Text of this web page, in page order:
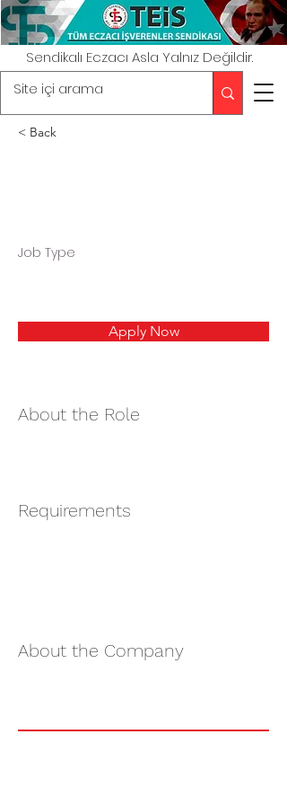
Sendikalı Eczacı Asla Yalnız Değildir.
< Back
Job Type
Apply Now
About the Role
Requirements
About the Company